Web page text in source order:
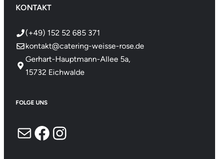
KONTAKT
(+49) 152 52 685 371
kontakt@catering-weisse-rose.de
Gerhart-Hauptmann-Allee 5a,
15732 Eichwalde
FOLGE UNS
E-Mail Facebook Instagram